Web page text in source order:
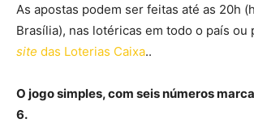
As apostas podem ser feitas até as 20h
Brasília), nas lotéricas em todo o país ou
site das Loterias Caixa..
O jogo simples, com seis números
6.